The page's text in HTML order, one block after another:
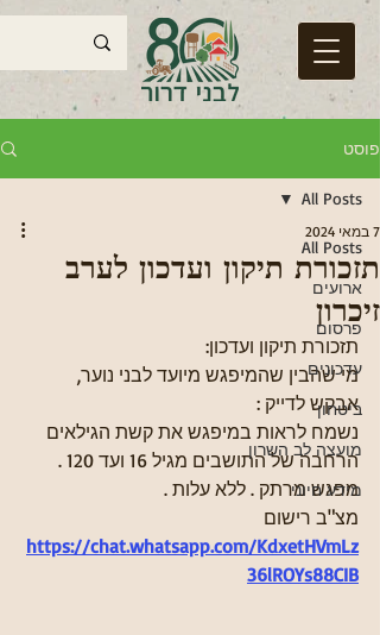
פוסט
All Posts
ארועים
פרסום
עדכונים
ביטחון
מועצה לב השרון
מידע חיוני
All Posts
תזכורת תיקון ועדכון לערב
זיכרון
7 במאי 2024
תזכורת תיקון ועדכון:
מי שהבין שהמיפגש מיועד לבני נוער,
אבקש לדייק :
נשמח לראות במיפגש את קשת הגילאים
הרחבה של התושבים מגיל 16 ועד 120 .
מפגש מרתק . ללא עלות .
מצ"ב רישום
https://chat.whatsapp.com/KdxetHVmLz
36lROYs88CIB